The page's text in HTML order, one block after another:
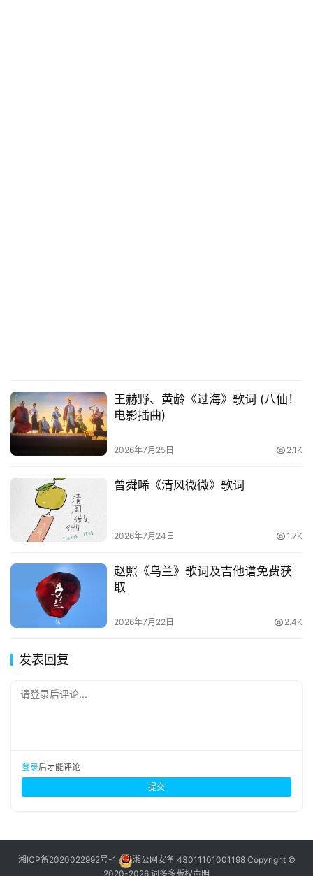
王赫野、黄龄《过海》歌词 (八仙！
电影插曲)
2026年7月25日 2.1K
曾舜晞《清风微微》歌词
2026年7月24日 1.7K
赵照《乌兰》歌词及吉他谱免费获
取
2026年7月22日 2.4K
发表回复
请登录后评论...
登录后才能评论
提交
湘ICP备2020022992号-1 湘公网安备 43011101001198Copyright ©
2020-2026 词多多版权声明